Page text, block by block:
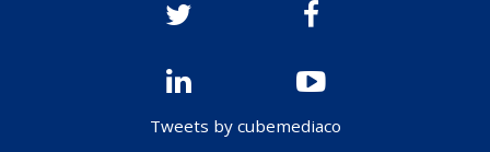
Tweets by cubemediaco